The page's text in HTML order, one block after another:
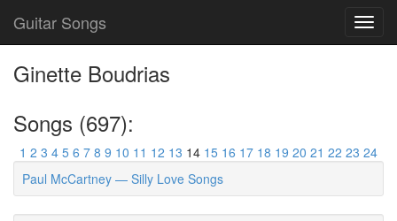
Guitar Songs
Ginette Boudrias
Songs (697):
1 2 3 4 5 6 7 8 9 10 11 12 13 14 15 16 17 18 19 20 21 22 23 24
Paul McCartney — Silly Love Songs